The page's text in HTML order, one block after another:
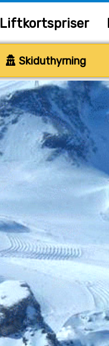
Liftkortspriser
Skiduthyrning